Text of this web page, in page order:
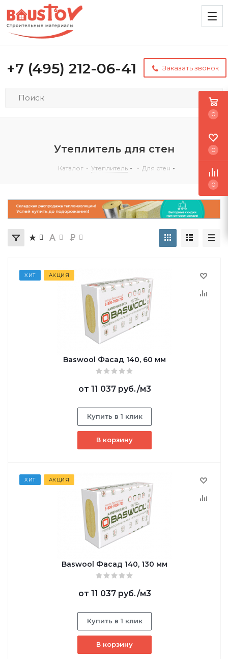
+7 (495) 212-06-41 Заказать звонок
Утеплитель для стен
Каталог - Утеплитель - Для стен
ХИТ АКЦИЯ
Baswool Фасад 140, 60 мм
от 11 037 руб./м3
Купить в 1 клик
В корзину
ХИТ АКЦИЯ
Baswool Фасад 140, 130 мм
от 11 037 руб./м3
Купить в 1 клик
В корзину
0
0
0